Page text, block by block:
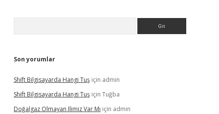
Son yorumlar
Shift Bilgisayarda Hangi Tuş için admin
Shift Bilgisayarda Hangi Tuş için Tuğba
Doğalgaz Olmayan Ilimiz Var Mı için admin